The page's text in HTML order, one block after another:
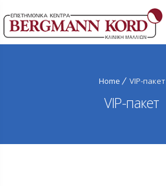
Home VIP-пакет
VIP-пакет